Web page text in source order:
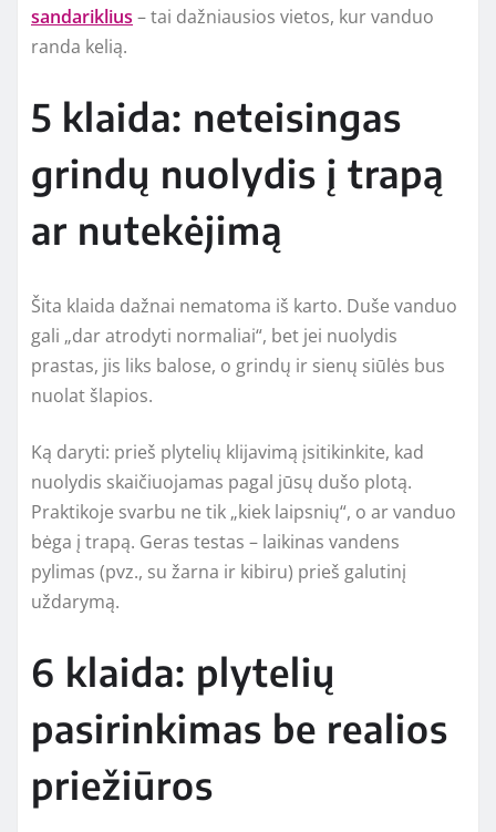
sandariklius – tai dažniausios vietos, kur vanduo
randa kelią.
5 klaida: neteisingas
grindų nuolydis į trapą
ar nutekėjimą
Šita klaida dažnai nematoma iš karto. Duše vanduo
gali „dar atrodyti normaliai“, bet jei nuolydis
prastas, jis liks balose, o grindų ir sienų siūlės bus
nuolat šlapios.
Ką daryti: prieš plytelių klijavimą įsitikinkite, kad
nuolydis skaičiuojamas pagal jūsų dušo plotą.
Praktikoje svarbu ne tik „kiek laipsnių“, o ar vanduo
bėga į trapą. Geras testas – laikinas vandens
pylimas (pvz., su žarna ir kibiru) prieš galutinį
uždarymą.
6 klaida: plytelių
pasirinkimas be realios
priežiūros